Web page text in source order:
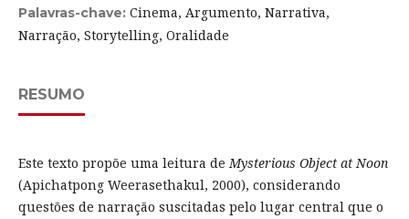
Palavras-chave: Cinema, Argumento, Narrativa,
Narração, Storytelling, Oralidade
RESUMO
Este texto propõe uma leitura deMysterious Object at Noon
(Apichatpong Weerasethakul, 2000), considerando
questões de narração suscitadas pelo lugar central que o